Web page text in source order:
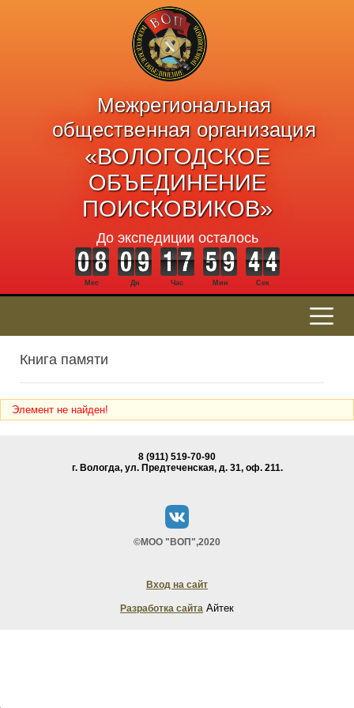
Межрегиональная
общественная организация
«ВОЛОГОДСКОЕ
ОБЪЕДИНЕНИЕ
ПОИСКОВИКОВ»
До экспедиции осталось
Мес Дн Час Мин Сек
Книга памяти
Элемент не найден!
8 (911) 519-70-90
г. Вологда, ул. Предтеченская, д. 31, oф. 211.
©МОО "ВОП",2020
Вход на сайт
Разработка сайта Айтек